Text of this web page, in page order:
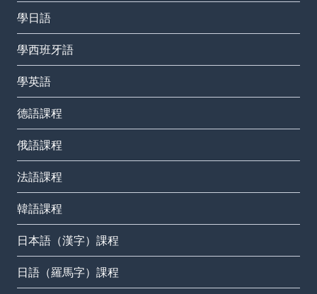
學日語
學西班牙語
學英語
德語課程
俄語課程
法語課程
韓語課程
日本語（漢字）課程
日語（羅馬字）課程